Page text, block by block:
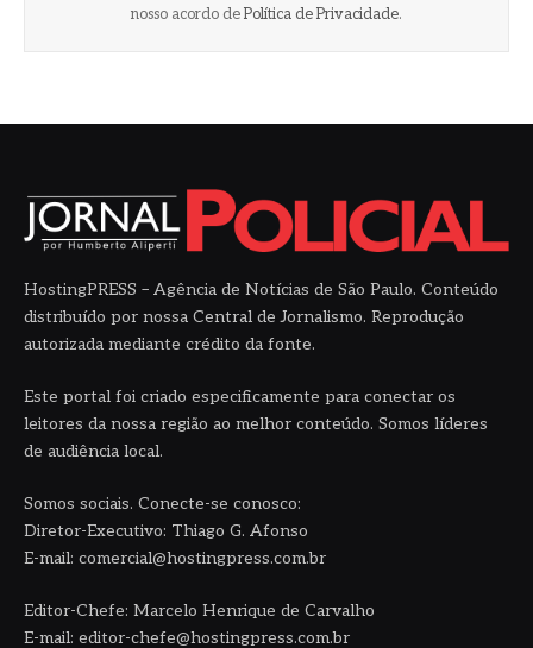
nosso acordo de Política de Privacidade.
HostingPRESS – Agência de Notícias de São Paulo. Conteúdo
distribuído por nossa Central de Jornalismo. Reprodução
autorizada mediante crédito da fonte.
Este portal foi criado especificamente para conectar os
leitores da nossa região ao melhor conteúdo. Somos líderes
de audiência local.
Somos sociais. Conecte-se conosco:
Diretor-Executivo: Thiago G. Afonso
E-mail: comercial@hostingpress.com.br
Editor-Chefe: Marcelo Henrique de Carvalho
E-mail: editor-chefe@hostingpress.com.br